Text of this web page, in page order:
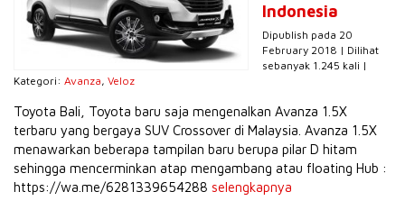
Indonesia
Dipublish pada 20
February 2018 | Dilihat
sebanyak 1.245 kali |
Kategori: Avanza, Veloz
Toyota Bali, Toyota baru saja mengenalkan Avanza 1.5X
terbaru yang bergaya SUV Crossover di Malaysia. Avanza 1.5X
menawarkan beberapa tampilan baru berupa pilar D hitam
sehingga mencerminkan atap mengambang atau floating Hub :
https://wa.me/6281339654288 selengkapnya